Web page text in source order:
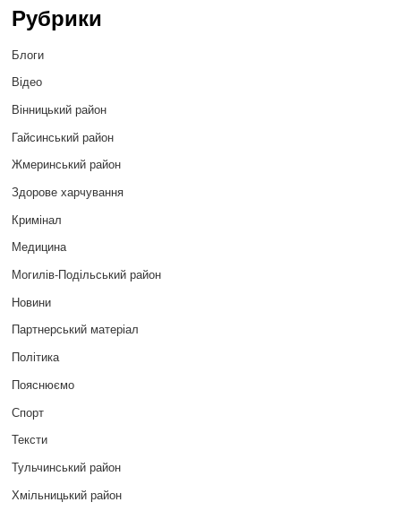
Рубрики
Блоги
Відео
Вінницький район
Гайсинський район
Жмеринський район
Здорове харчування
Кримінал
Медицина
Могилів-Подільський район
Новини
Партнерський матеріал
Політика
Пояснюємо
Спорт
Тексти
Тульчинський район
Хмільницький район